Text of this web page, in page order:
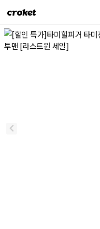
크
켓